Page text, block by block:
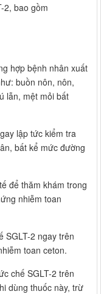
2, bao gồm
hợp bệnh nhân xuất
buồn nôn, nôn,
lẫn, mệt mỏi bất
lập tức kiểm tra
bất kể mức đường
để thăm khám trong
nhiễm toan
SGLT-2 ngay trên
toan ceton.
chế SGLT-2 trên
dùng thuốc này, trừ